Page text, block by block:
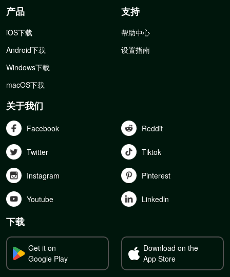
产品
iOS下载
Android下载
Windows下载
macOS下载
支持
帮助中心
设置指南
关于我们
Facebook Reddit
Twitter Tiktok
Instagram Pinterest
Youtube Linkedln
下载
Get it on
Google Play
Download on the
App Store